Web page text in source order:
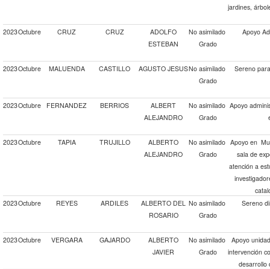
jardines,
2023Octubre CRUZ CRUZ
ADOLFO
ESTEBAN
No asimilado
Grado
Apoyo
2023Octubre MALUENDA CASTILLO AGUSTO JESUSNo asimilado
Grado
Sereno
2023Octubre FERNANDEZ BERRIOS
ALBERT
ALEJANDRO
No asimilado
Grado
Apoyo
2023Octubre TAPIA TRUJILLO
ALBERTO
ALEJANDRO
No asimilado
Grado
Apoyo en
sala de
atención a
2023Octubre REYES ARDILES
ALBERTO DEL
ROSARIO
No asimilado
Grado
Sereno
2023Octubre VERGARA GAJARDO
ALBERTO
JAVIER
No asimilado
Grado
Apoyo
intervención
desarrollo